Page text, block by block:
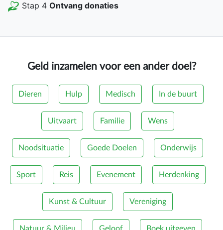
Stap 4 Ontvang donaties
Geld inzamelen voor een ander doel?
Dieren Hulp Medisch In de buurt
Uitvaart Familie Wens
Noodsituatie Goede Doelen Onderwijs
Sport Reis Evenement Herdenking
Kunst & Cultuur Vereniging